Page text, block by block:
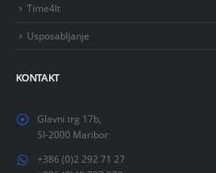
Time4It
Usposabljanje
KONTAKT
Glavni trg 17b,
SI-2000 Maribor
+386 (0)2 292 71 27